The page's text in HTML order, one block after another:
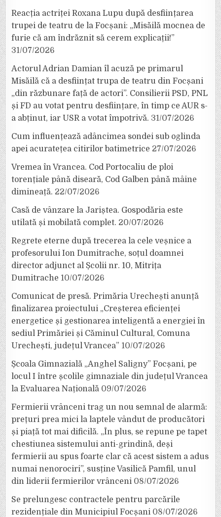
Reacția actriței Roxana Lupu după desființarea
trupei de teatru de la Focșani: „Misăilă mocnea de
furie că am îndrăznit să cerem explicații!”
31/07/2026
Actorul Adrian Damian îl acuză pe primarul
Misăilă că a desființat trupa de teatru din Focșani
„din răzbunare față de actori”. Consilierii PSD, PNL
și FD au votat pentru desființare, în timp ce AUR s-
a abținut, iar USR a votat împotrivă. 31/07/2026
Cum influențează adâncimea sondei sub oglinda
apei acuratețea citirilor batimetrice 27/07/2026
Vremea în Vrancea. Cod Portocaliu de ploi
torențiale până diseară, Cod Galben până mâine
dimineață. 22/07/2026
Casă de vânzare la Jariștea. Gospodăria este
utilată și mobilată complet. 20/07/2026
Regrete eterne după trecerea la cele veșnice a
profesorului Ion Dumitrache, soțul doamnei
director adjunct al Școlii nr. 10, Mitrița
Dumitrache 10/07/2026
Comunicat de presă. Primăria Urechești anunță
finalizarea proiectului „Creșterea eficienței
energetice și gestionarea inteligentă a energiei în
sediul Primăriei și Căminul Cultural, Comuna
Urechești, județul Vrancea” 10/07/2026
Școala Gimnazială „Anghel Saligny” Focșani, pe
locul I între școlile gimnaziale din județul Vrancea
la Evaluarea Națională 09/07/2026
Fermierii vrânceni trag un nou semnal de alarmă:
prețuri prea mici la laptele vândut de producători
și piață tot mai dificilă. „În plus, se repune pe tapet
chestiunea sistemului anti-grindină, deși
fermierii au spus foarte clar că acest sistem a adus
numai nenorociri”, susține Vasilică Pamfil, unul
din liderii fermierilor vrânceni 08/07/2026
Se prelungesc contractele pentru parcările
rezidențiale din Municipiul Focșani 08/07/2026